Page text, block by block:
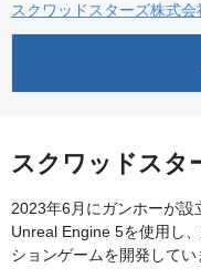
スクワッドスターズ株式
スクワッドスタ
2023年6月にガンホーが設
Unreal Engine 5を使用し
ションゲームを開発してい